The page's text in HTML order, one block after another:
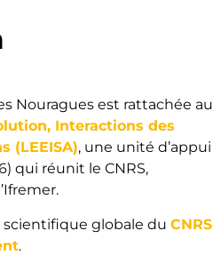
Nouragues est rattachée au
Interactions des
(LEEISA), une unité d’appui
qui réunit le CNRS,
scientifique globale du CNRS
.